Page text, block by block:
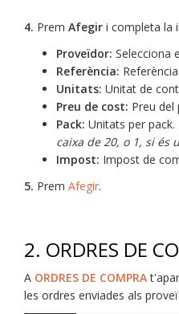
4. Prem Afegir i completa la
Proveïdor: Selecciona
Referència:
Unitats: Unitat de
Preu de cost: Preu del
Pack: Unitats per pack.
caixa de 20, o 1, si és
Impost: Impost de
5. Prem Afegir.
2. ORDRES DE
A ORDRES DE COMPRA
les ordres enviades als